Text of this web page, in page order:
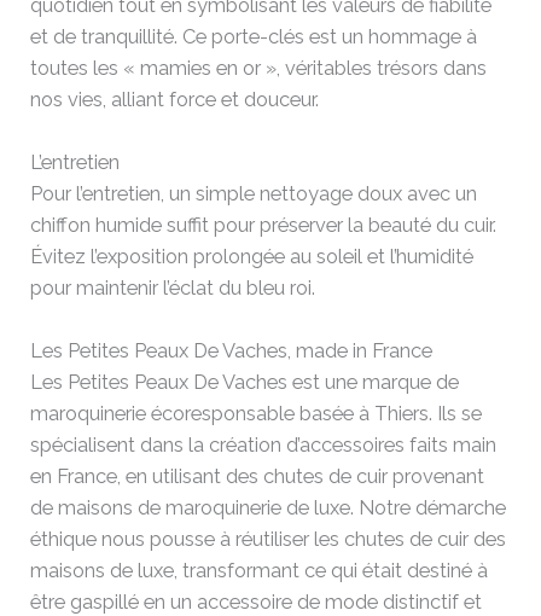
quotidien tout en symbolisant les valeurs de fiabilité
et de tranquillité. Ce porte-clés est un hommage à
toutes les « mamies en or », véritables trésors dans
nos vies, alliant force et douceur.
L’entretien
Pour l’entretien, un simple nettoyage doux avec un
chiffon humide suffit pour préserver la beauté du cuir.
Évitez l’exposition prolongée au soleil et l’humidité
pour maintenir l’éclat du bleu roi.
Les Petites Peaux De Vaches, made in France
Les Petites Peaux De Vaches est une marque de
maroquinerie écoresponsable basée à Thiers. Ils se
spécialisent dans la création d’accessoires faits main
en France, en utilisant des chutes de cuir provenant
de maisons de maroquinerie de luxe. Notre démarche
éthique nous pousse à réutiliser les chutes de cuir des
maisons de luxe, transformant ce qui était destiné à
être gaspillé en un accessoire de mode distinctif et